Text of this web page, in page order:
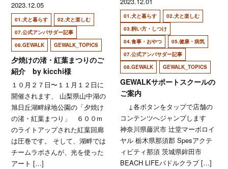
2023.12.05
01.犬と暮らす
02.犬と楽しむ
07.公式アンバサダー記事
08.GEWALK
GEWALK_TOPICS
夕焼けの渚・紅葉まつりのご
紹介 by kicchi様
１０月２７日〜１１月１２日に
開催されます、 山梨県山中湖の
旭日丘湖畔緑地公園の「夕焼け
の渚・紅葉まつり」 ６００m
のライトアップされた紅葉回廊
は圧巻です。 そして、湖畔では
チームラボさんが、光を使った
アート […]
01.犬と暮らす
02.犬と楽しむ
03.飼い方・しつけ
04.食事・おやつ
05.健康・病気
07.公式アンバサダー記事
08.GEWALK
GEWALK_TOPICS
GEWALKサポートスクールの
ご案内
↓各ボタンをタップで店舗の
コンテンツへジャンプします
神奈川県藤沢市 辻堂マーボロイ
ヤル 栃木県那須郡 Spesアクテ
ィビティ那須 茨城県鉾田市
BEACH LIFEパドルクラブ […]